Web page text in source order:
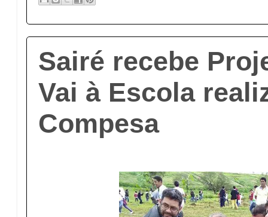
Sairé recebe
Vai à Escola
Compesa